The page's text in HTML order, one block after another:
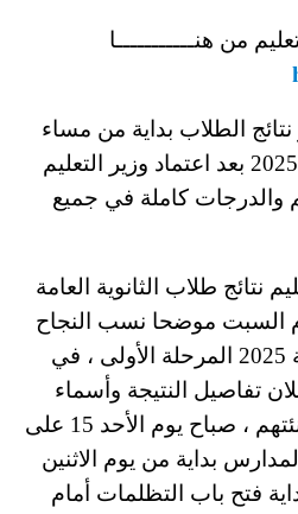
من هنـــــــــــا
الطلاب بداية من مساء
يوم السبت 3 اغسطس 2025 بعد اعتماد وزير التعليم
والدرجات كاملة في جميع
نتائج طلاب الثانوية العامة
صباح يوم السبت موضحا نسب النجاح
ومؤشرات الثانوية العامة 2025 المرحلة الأولى ، في
تفاصيل النتيجة وأسماء
الأوائل والاتصال بهم لتهنئتهم ، صباح يوم الأحد 15 على
بداية من يوم الاثنين
2025 مع بداية فتح باب التظلمات أمام